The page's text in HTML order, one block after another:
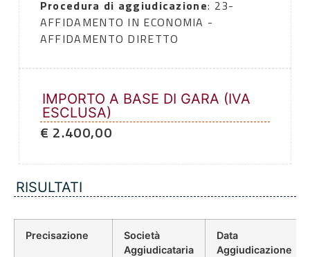
Procedura di aggiudicazione: 23-
AFFIDAMENTO IN ECONOMIA -
AFFIDAMENTO DIRETTO
IMPORTO A BASE DI GARA (IVA
ESCLUSA)
€ 2.400,00
RISULTATI
Precisazione
Società
Aggiudicataria
Data
Aggiudicazione